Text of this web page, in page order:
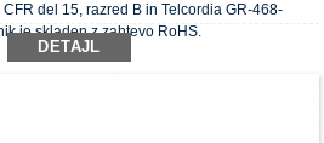
del 15, razred B in Telcordia GR-468-
je skladen z zahtevo RoHS.
DETAJL